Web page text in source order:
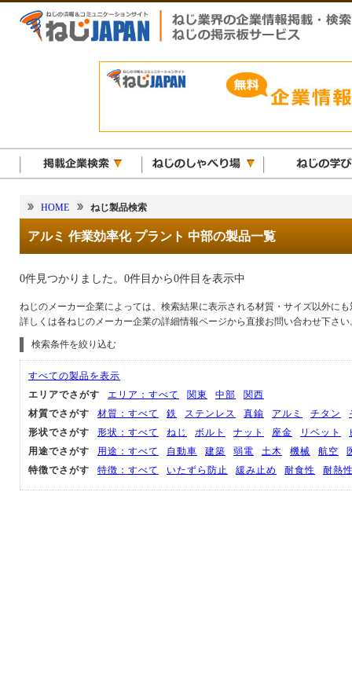
HOME ねじ製品検索
アルミ 作業効率化 プラント 中部の製品一覧
0件見つかりました。0件目から0件目を表示中
ねじのメーカー企業によっては、検索結果に表示される材質・サイズ以外に
詳しくは各ねじのメーカー企業の詳細情報ページから直接お問い合わせ下さい
検索条件を絞り込む
すべての製品を表示
エリアでさがす
エリア：すべて 関東 中部
関西
材質でさがす
材質：すべて 鉄 ステンレス 真鍮 アルミ チタン
形状でさがす
形状：すべて ねじ ボルト ナット 座金 リベット
用途でさがす
用途：すべて 自動車 建築 弱電 土木 機械 航空
特徴でさがす
特徴：すべて いたずら防止 緩み止め 耐食性 耐熱